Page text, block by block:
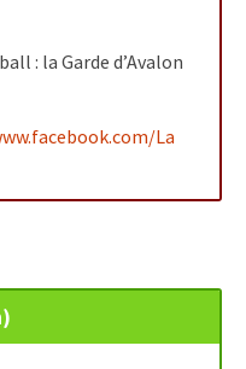
: la Garde d’Avalon
La